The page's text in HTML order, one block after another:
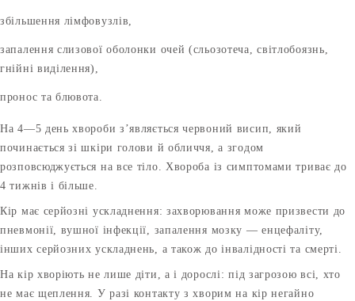
збільшення лімфовузлів,
запалення слизової оболонки очей (сльозотеча, світлобоязнь,
гнійні виділення),
пронос та блювота.
На 4—5 день хвороби з’являється червоний висип, який
починається зі шкіри голови й обличчя, а згодом
розповсюджується на все тіло. Хвороба із симптомами триває до
4 тижнів і більше.
Кір має серйозні ускладнення: захворювання може призвести до
пневмонії, вушної інфекції, запалення мозку — енцефаліту,
інших серйозних ускладнень, а також до інвалідності та смерті.
На кір хворіють не лише діти, а і дорослі: під загрозою всі, хто
не має щеплення. У разі контакту з хворим на кір негайно